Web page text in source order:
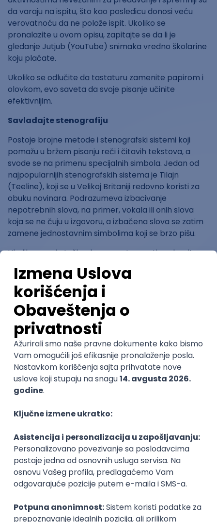
da varaju na ispitu, što kao posledicu donosi veću
verovatnoću da ne polože ispit. Ukoliko se
pronalazite u ovom opisu, zapitajte se da li je
gledanje Jutjub (YouTube) snimaka vredno školarine
koju plaćate.
Ukoliko se odlučite da tastaturu zamenite papirom i
olovkom, evo saveta da svoje pisanje učinite
efektivnijim.
Savladajte stenografiju
Postoje brojne metode i stenografski sistemi koji
pomažu u bržem pisanju reči i čitavih tekstova, a
svode se na primenu specijalnih simbola. Jedan od
najpopularnijih stenografskih sistema je Tilajn
(Teeline), koji se u Velikoj Britaniji redovno koristi za
obuku novinara. Podrazumeva izbacivanje
nepotrebnih slova, na primer, vokala ili onih slova
koja se ne čuju u izgovoru, a izbačena slova se zatim
zamene jednostavnim simbolima koji se brzo pišu.
Ukoliko vam je teško da se u potpunosti prebacite na
stenografiju, osmislite sopstveni sistem brzog pisanja
koji će vam pomoći da pojednostavite reči koje
najčešće koristite (npr. tm za turizam). Naravno,
potrudite se da ne zaboravite značenje sopstvenih
simbola i skraćenica.
Koristite odgovarajuće formatiranje teksta
Ukoliko ste nedavno tastaturu zamenili olovkom,
setite se načina na koji ste organizovali tekst u Vordu
(Microsoft Word) ili bilo kom drugom programu za
obradu teksta. Naslove ispisujte krupnim slovima,
koristite numeraciju i podvlačite bitne fraze. Pored
toga, ostavite dovoljno praznog prostora za
dopisivanje dodatnih informacija – značiće vam onda
kada budete počeli da se pripremate za test.
Nabavite lopticu za vežbanje
Višečasovno pisanje će umoriti vaše prste, dlan i
ručni zglob. Povremeno stezanje loptice vam može
da radite vežbe istezanja ruke kojom pišete, kako
biste izbegli povrede lakta i neprijatan bol u